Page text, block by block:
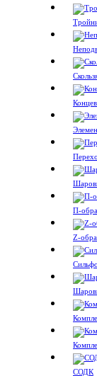
П-
Z-
СОДК